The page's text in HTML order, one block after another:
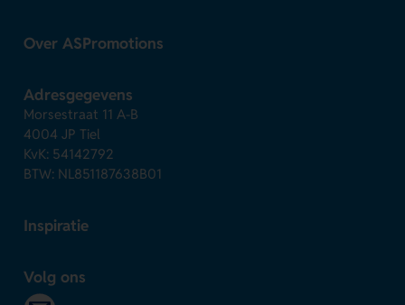
Over ASPromotions
Adresgegevens
Morsestraat 11 A-B
4004 JP Tiel
KvK: 54142792
BTW: NL851187638B01
Inspiratie
Volg ons